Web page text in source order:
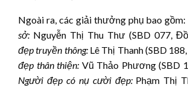
Ngoài ra, các giải thưởng phụ bao gồm:
sở: Nguyễn Thị Thu Thư (SBD 077,
đẹp truyền thông:Lê Thị Thanh (SBD
đẹp thân thiện: Vũ Thảo Phương (SBD
Người đẹp có nụ cười đẹp:Phạm Thị